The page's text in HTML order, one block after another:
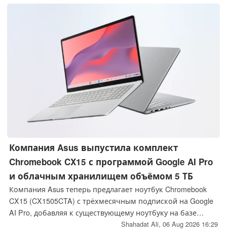
Компания Asus выпустила комплект
Chromebook CX15 с программой Google AI Pro
и облачным хранилищем объёмом 5 ТБ
Компания Asus теперь предлагает ноутбук Chromebook
CX15 (CX1505CTA) с трёхмесячным подпиской на Google
AI Pro, добавляя к существующему ноутбуку на базе
ChromeOS доступ к Gemini Advanced и 5 ТБ облачного
Shahadat Ali, 06 Aug 2026 16:29